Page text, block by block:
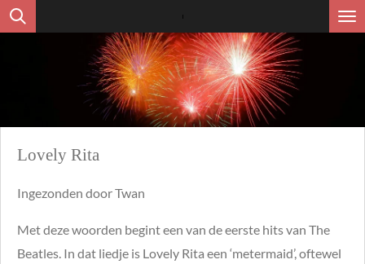
Ga
Lovely Rita
Ingezonden door Twan
Met deze woorden begint een van de eerste hits van The
Beatles. In dat liedje is Lovely Rita een ‘metermaid’, oftewel